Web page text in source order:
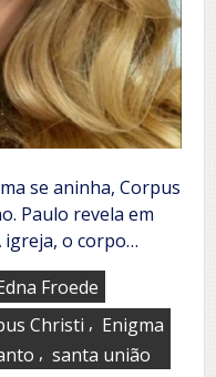
se aninha, Corpus
Paulo revela em
igreja, o corpo…
Froede
Christi , Enigma
, santa união